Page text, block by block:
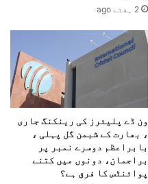
2 ہفتے ago
ون ڈے پلیئرز کی رینکنگ جاری
، بھارت کے شبمن گل پہلی ،
بابراعظم دوسرے نمبر پر
براجمان، دونوں میں کتنے
پوائنٹس کا فرق ہے؟